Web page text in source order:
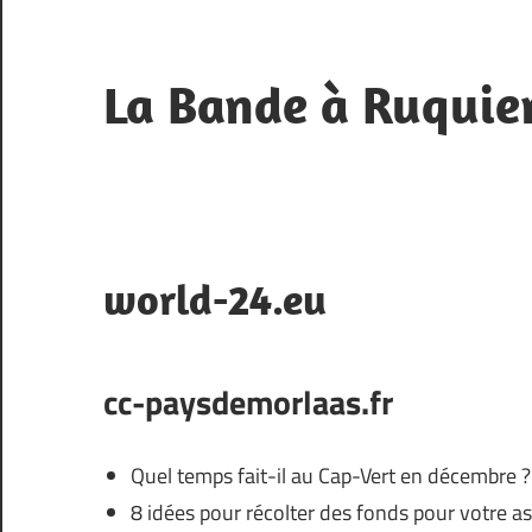
content
La Bande à
world-24.eu
cc-paysdemorlaas.fr
Quel temps fait-il au Cap-Vert en décembre ?
8 idées pour récolter des fonds pour votre